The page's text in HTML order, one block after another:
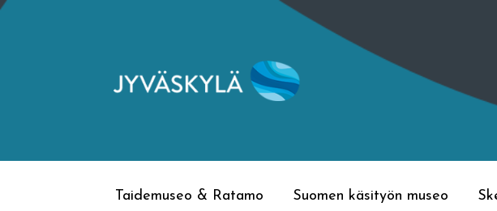
Siirry
Siirry
Taidemuseo & Ratamo Suomen käsityön museo